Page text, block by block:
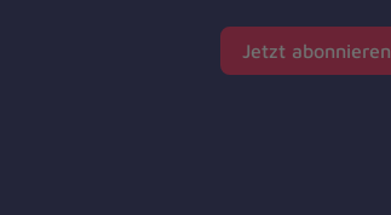
Jetzt abonnieren